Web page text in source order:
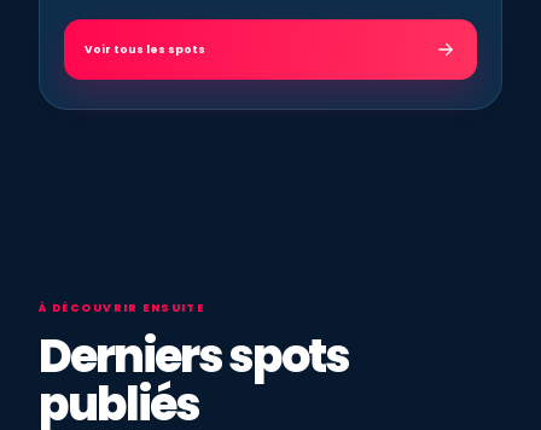
Voir tous les spots
À DÉCOUVRIR ENSUITE
Derniers spots
publiés